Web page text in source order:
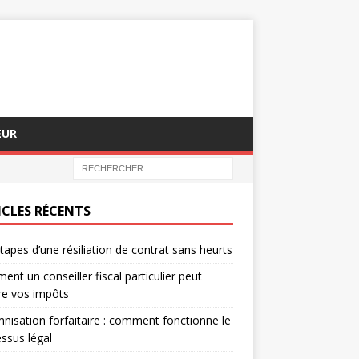
RÉCENTS
d’une résiliation de contrat sans heurts
un conseiller fiscal particulier peut
vos impôts
forfaitaire : comment fonctionne le
légal